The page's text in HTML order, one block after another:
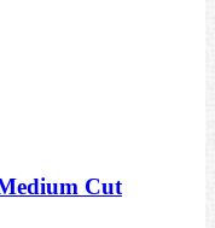
Cut